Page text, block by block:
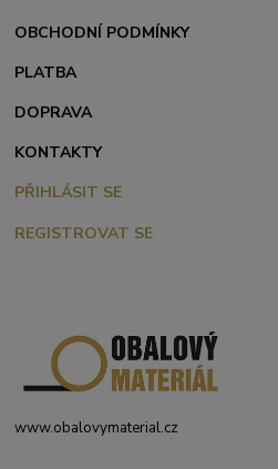
OBCHODNÍ PODMÍNKY
PLATBA
DOPRAVA
KONTAKTY
PŘIHLÁSIT SE
REGISTROVAT SE
www.obalovymaterial.cz